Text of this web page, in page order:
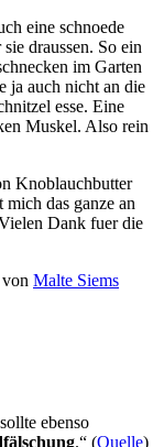
eine schnoede
draussen. So ein
im Garten
ja auch nicht an die
esse. Eine
Muskel. Also rein
Knoblauchbutter
das ganze an
Dank fuer die
von Malte Siems
sollte ebenso
.“ (Quelle)